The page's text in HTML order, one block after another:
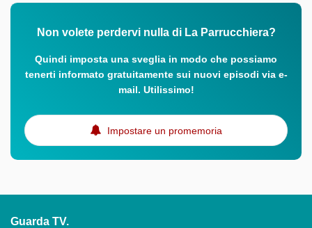
Non volete perdervi nulla di La Parrucchiera?
Quindi imposta una sveglia in modo che possiamo
tenerti informato gratuitamente sui nuovi episodi via e-
mail. Utilissimo!
Impostare un promemoria
Guarda TV.